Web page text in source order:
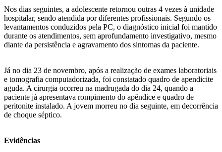
Nos dias seguintes, a adolescente retornou outras 4 vezes à unidade
hospitalar, sendo atendida por diferentes profissionais. Segundo os
levantamentos conduzidos pela PC, o diagnóstico inicial foi mantido
durante os atendimentos, sem aprofundamento investigativo, mesmo
diante da persistência e agravamento dos sintomas da paciente.
Já no dia 23 de novembro, após a realização de exames laboratoriais
e tomografia computadorizada, foi constatado quadro de apendicite
aguda. A cirurgia ocorreu na madrugada do dia 24, quando a
paciente já apresentava rompimento do apêndice e quadro de
peritonite instalado. A jovem morreu no dia seguinte, em decorrência
de choque séptico.
Evidências